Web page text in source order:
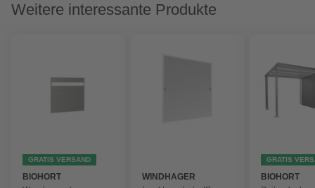
Weitere interessante Produkte
GRATIS VERSAND
BIOHORT
WINDHAGER
GRATIS
BIOHORT